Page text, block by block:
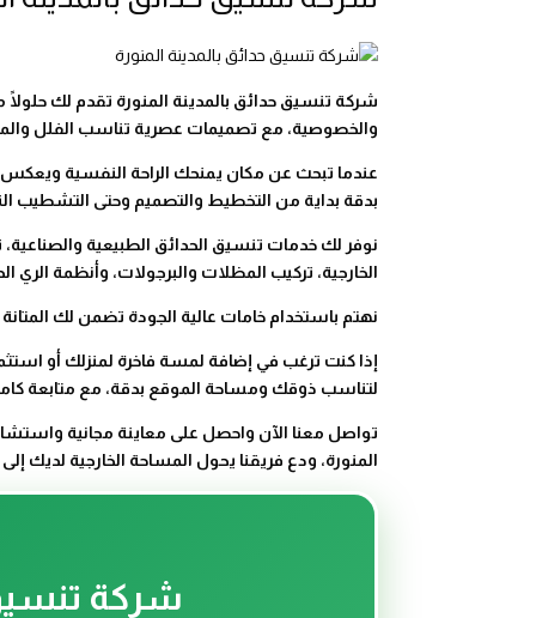
شركة تنسيق حدائق بالمدينة المنورة تقدم لك حلولًا
والخصوصية، مع تصميمات عصرية تناسب الفلل
عندما تبحث عن مكان يمنحك الراحة النفسية ويعكس
بدقة بداية من التخطيط والتصميم وحتى التشطيب
نوفر لك خدمات تنسيق الحدائق الطبيعية
الخارجية، تركيب المظلات والبرجولات، وأنظمة
نهتم باستخدام خامات عالية الجودة تضمن لك
إذا كنت ترغب في إضافة لمسة فاخرة لمنزلك أو
لتناسب ذوقك ومساحة الموقع بدقة، مع متابعة
تواصل معنا الآن واحصل على معاينة مجانية
المنورة، ودع فريقنا يحول المساحة الخارجية لديك
شركة